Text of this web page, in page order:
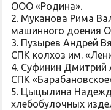
ООО «Родина».
2. Муканова Рима
машинного доения
3. Пузырев Андрей
СПК колхоз им.
4. Суфинин Дмитрий
СПК
5. Цыцылина
хлебобулочных